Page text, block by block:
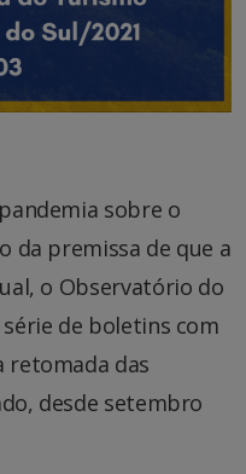
sobre o
da premissa de que a
o Observatório do
de boletins com
retomada das
desde setembro